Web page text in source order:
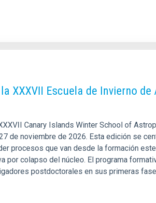
XXXVII Escuela de Invierno
Canary Islands Winter School of
de noviembre de 2026. Esta edición se
procesos que van desde la formación
colapso del núcleo. El programa
postdoctorales en sus primeras